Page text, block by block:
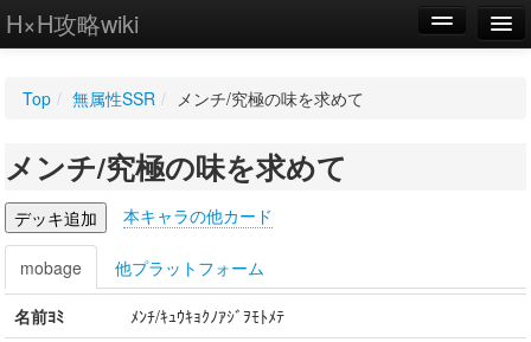
H×H攻略wiki
WIKI
設定
Top / 無属性SSR / メンチ/究極の味を求めて
メンチ/究極の味を求めて
本キャラの他カード
mobage 他プラットフォーム
名前ﾖﾐ
ﾒﾝﾁ/ｷｭｳｷｮｸﾉｱｼﾞｦﾓﾄﾒﾃ